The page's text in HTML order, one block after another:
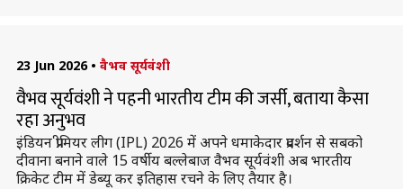
23 Jun 2026 • वैभव सूर्यवंशी
वैभव सूर्यवंशी ने पहनी भारतीय टीम की जर्सी, बताया कैसा
रहा अनुभव
इंडियन प्रीमियर लीग (IPL) 2026 में अपने धमाकेदार प्रदर्शन से सबको
दीवाना बनाने वाले 15 वर्षीय बल्लेबाज वैभव सूर्यवंशी अब भारतीय
क्रिकेट टीम में डेब्यू कर इतिहास रचने के लिए तैयार है।